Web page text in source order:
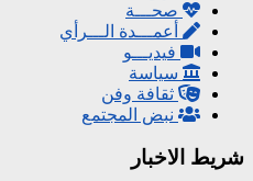
صحـــة
أعمـــدة الـــرأي
فيديـــو
سياسة
ثقافة وفن
نبض المجتمع
شريط الاخبار